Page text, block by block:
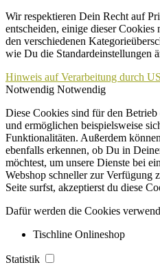
Wir respektieren Dein Recht auf
entscheiden, einige dieser
den verschiedenen
wie Du die Standardeinstellungen
Hinweis auf Verarbeitung durch
Notwendig Notwendig
Diese Cookies sind für den
und ermöglichen beispielsweise
Funktionalitäten. Außerdem
ebenfalls erkennen, ob Du in
möchtest, um unsere Dienste bei
Webshop schneller zur Verfügung
Seite surfst, akzeptierst du diese
Dafür werden die Cookies
Tischline Onlineshop
Statistik